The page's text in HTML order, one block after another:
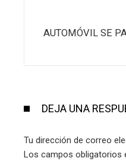
AUTOMÓVIL SE
DEJA UNA
Tu dirección de correo
Los campos obligatorios